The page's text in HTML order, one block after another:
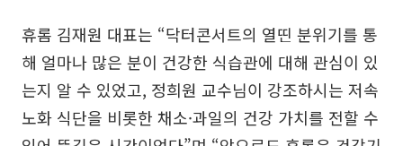
휴롬 김재원 대표는 “닥터콘서트의 열띤 분위기를 통
해 얼마나 많은 분이 건강한 식습관에 대해 관심이 있
는지 알 수 있었고, 정희원 교수님이 강조하시는 저속
노화 식단을 비롯한 채소·과일의 건강 가치를 전할 수